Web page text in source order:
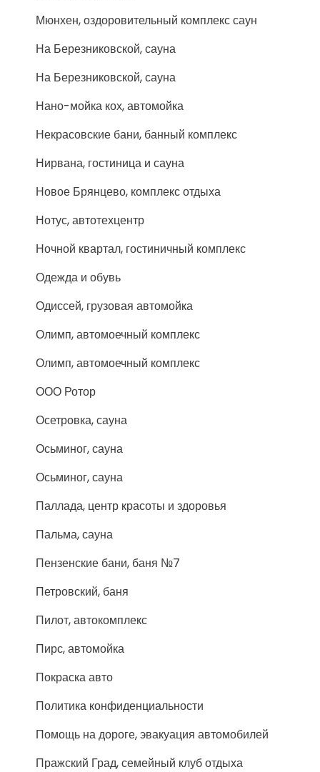
Мюнхен, оздоровительный комплекс саун
На Березниковской, сауна
На Березниковской, сауна
Нано-мойка кох, автомойка
Некрасовские бани, банный комплекс
Нирвана, гостиница и сауна
Новое Брянцево, комплекс отдыха
Нотус, автотехцентр
Ночной квартал, гостиничный комплекс
Одежда и обувь
Одиссей, грузовая автомойка
Олимп, автомоечный комплекс
Олимп, автомоечный комплекс
ООО Ротор
Осетровка, сауна
Осьминог, сауна
Осьминог, сауна
Паллада, центр красоты и здоровья
Пальма, сауна
Пензенские бани, баня №7
Петровский, баня
Пилот, автокомплекс
Пирс, автомойка
Покраска авто
Политика конфиденциальности
Помощь на дороге, эвакуация автомобилей
Пражский Град, семейный клуб отдыха